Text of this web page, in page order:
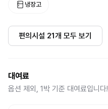
냉장고
편의시설 21개 모두 보기
대여료
옵션 제외, 1박 기준 대여료입니다!